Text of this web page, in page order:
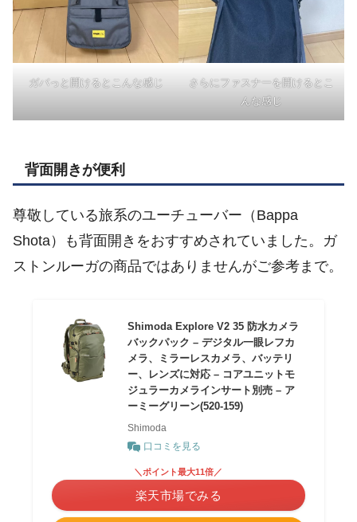
ガバっと開けるとこんな感じ
さらにファスナーを開けるとこ
んな感じ
背面開きが便利
尊敬している旅系のユーチューバー（Bappa
Shota）も背面開きをおすすめされていました。ガ
ストンルーガの商品ではありませんがご参考まで。
Shimoda Explore V2 35 防水カメラ
バックパック – デジタル一眼レフカ
メラ、ミラーレスカメラ、バッテリ
ー、レンズに対応 – コアユニットモ
ジュラーカメラインサート別売 – ア
ーミーグリーン(520-159)
Shimoda
口コミを見る
＼ポイント最大11倍／
楽天市場でみる